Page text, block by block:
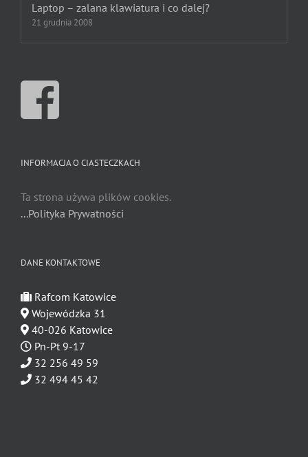
Laptop – zalana klawiatura i co dalej?
21 grudnia 2008
INFORMACJA O CIASTECZKACH
Ta strona używa plików cookies.
...Polityka Prywatności
DANE KONTAKTOWE
Rafcom Katowice
Wojewódzka 31
40-026 Katowice
Pn-Pt 9-17
32 256 49 59
32 494 45 42